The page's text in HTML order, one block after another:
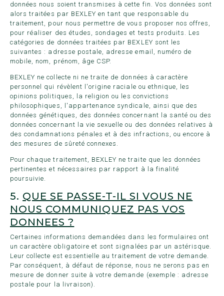
données nous soient transmises à cette fin. Vos données sont
alors traitées par BEXLEY en tant que responsable du
traitement, pour nous permettre de vous proposer nos offres,
pour réaliser des études, sondages et tests produits. Les
catégories de données traitées par BEXLEY sont les
suivantes : adresse postale, adresse email, numéro de
mobile, nom, prénom, âge CSP.
BEXLEY ne collecte ni ne traite de données à caractère
personnel qui révèlent l'origine raciale ou ethnique, les
opinions politiques, la religion ou les convictions
philosophiques, l'appartenance syndicale, ainsi que des
données génétiques, des données concernant la santé ou des
données concernant la vie sexuelle ou des données relatives à
des condamnations pénales et à des infractions, ou encore à
des mesures de sûreté connexes.
Pour chaque traitement, BEXLEY ne traite que les données
pertinentes et nécessaires par rapport à la finalité
poursuivie.
5. QUE SE PASSE-T-IL SI VOUS NE
NOUS COMMUNIQUEZ PAS VOS
DONNEES ?
Certaines informations demandées dans les formulaires ont
un caractère obligatoire et sont signalées par un astérisque.
Leur collecte est essentielle au traitement de votre demande.
Par conséquent, à défaut de réponse, nous ne serons pas en
mesure de donner suite à votre demande (exemple : adresse
postale pour la livraison).